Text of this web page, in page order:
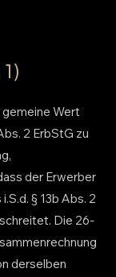
gemeine Wert
2 ErbStG zu
der Erwerber
§ 13b Abs. 2
Die 26-
derselben